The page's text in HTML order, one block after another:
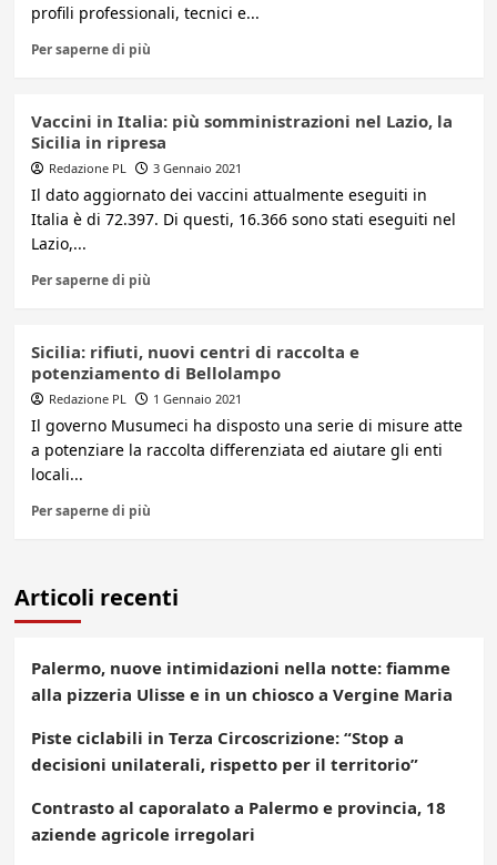
profili professionali, tecnici e...
Per saperne di più
Vaccini in Italia: più somministrazioni nel Lazio, la
Sicilia in ripresa
Redazione PL 3 Gennaio 2021
Il dato aggiornato dei vaccini attualmente eseguiti in
Italia è di 72.397. Di questi, 16.366 sono stati eseguiti nel
Lazio,...
Per saperne di più
Sicilia: rifiuti, nuovi centri di raccolta e
potenziamento di Bellolampo
Redazione PL 1 Gennaio 2021
Il governo Musumeci ha disposto una serie di misure atte
a potenziare la raccolta differenziata ed aiutare gli enti
locali...
Per saperne di più
Articoli recenti
Palermo, nuove intimidazioni nella notte: fiamme
alla pizzeria Ulisse e in un chiosco a Vergine Maria
Piste ciclabili in Terza Circoscrizione: “Stop a
decisioni unilaterali, rispetto per il territorio”
Contrasto al caporalato a Palermo e provincia, 18
aziende agricole irregolari